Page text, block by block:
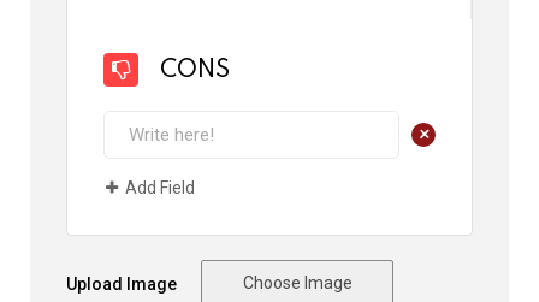
CONS
+
Add Field
Upload Image Choose Image